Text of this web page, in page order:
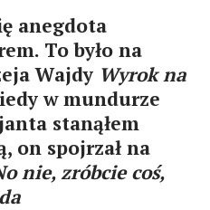
anegdota
To było na
Wajdy Wyrok na
w mundurze
stanąłem
on spojrzał na
nie, zróbcie coś,